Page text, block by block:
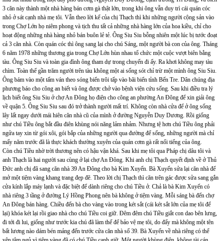
3 căn này thành một nhà hàng bán cơm gà thật lớn, trong khi ông vẫn duy trì cái quán cóc
nhỏ ở sát cạnh nhà mẹ tôi. Vẫn theo lời kể của chị Thạch thì khi những người cộng sản vào
trong Chợ Lớn họ niêm phong và tịch thu tất cả những nhà hàng lớn của hoa kiều, chỉ cho
hoạt động những nhà hàng nhỏ bán buôn lẻ tẻ. Ông Siu Siu bỗng nhiên một lúc bị tước đoạt
cả 3 căn nhà. Còn quán cóc thì ông sang lại cho chú Sáng, một người bà con của ông. Tháng
6 năm 1978 những thương gia trong Chợ Lớn hùn nhau tổ chức một cuộc vượt biên bằng
tàu. Ông Siu Siu và toàn gia đình ông tham dự trong chuyến đi ấy. Ra khơi không may tàu
chìm. Toàn thể gần trăm người trên tàu không một ai sống sót chỉ trừ một mình ông Siu Siu.
Ông bám vào một tấm ván theo sóng biển trôi tấp vào bãi biển tỉnh Bến Tre. Dân chúng địa
phương báo cho công an biết và ông được chở vào bệnh viện cứu sống. Sau khi điều tra lý
lịch biết ông Siu Siu ở chợ An Đông họ điện cho công an phường An Đông để xin giải ông
về quận 5. Ông Siu Siu sau đó trở thành người mất trí. Không còn nhà cửa để ở ông sống
lây lất ngay dưới mái hiên căn nhà cũ của mình ở đường Nguyễn Duy Dương. Rồi giống
như chú Tiều ông bắt đầu điên khùng nói năng lảm nhảm. Nhưng tệ hơn chú Tiều ông phải
ngửa tay xin từ gói xôi, gói bắp của những người qua đường để sống, những người mà chỉ
mấy năm trước đã là thực khách thường xuyên của quán cơm gà rất nổi tiếng của ông.
Còn chú Tiều nhờ trời thương nên có hậu vận khá. Sau khi mẹ tôi qua Pháp chị dâu tôi và
anh Thạch là hai người sau cùng ở lại chợ An Đông. Khi anh chị Thạch quyết định về ở Thủ
Đức anh chị đã sang căn nhà 39 An Đông cho bà Kim Xuyến. Bà Xuyến sửa lại căn nhà để
mở một tiệm vàng khang trang đẹp đẽ. Theo lời chị Thạch thì căn trên gác được sửa sang gắn
cửa kính lắp máy lạnh và đặc biệt để dành riêng cho chú Tiều ở. Chả là bà Kim Xuyến có
nhà riêng 3 tầng ở đường Lý Hồng Phong nên bà không ở tiệm vàng. Mỗi sáng bà đến chợ
An Đông bán hàng. Chiều đến bà cho vàng vào trong két sắt (cái két sắt lớn của mẹ tôi để
lại) khóa két lại rồi giao nhà cho chú Tiều coi giữ. Đêm đêm chú Tiều giắt con dao bên lưng,
đi tới đi lui, giống như trước kia chú đã làm thế để bảo vệ mẹ tôi, do đấy mà không một tên
bất lương nào dám bén mảng đến trước cửa căn nhà số 39. Bà Xuyến về nhà riêng có thể